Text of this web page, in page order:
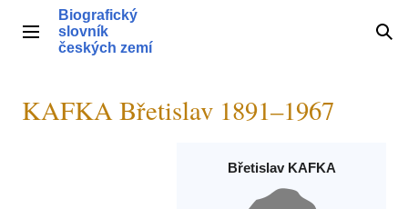
obsahHlavní menu
Biografický
slovník
českých zemí
KAFKA Břetislav 1891–1967
Břetislav KAFKA